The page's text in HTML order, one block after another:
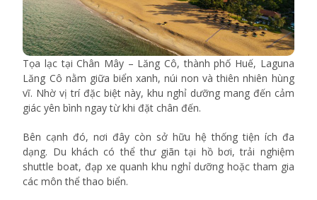
Tọa lạc tại Chân Mây – Lăng Cô, thành phố Huế, Laguna
Lăng Cô nằm giữa biển xanh, núi non và thiên nhiên hùng
vĩ. Nhờ vị trí đặc biệt này, khu nghỉ dưỡng mang đến cảm
giác yên bình ngay từ khi đặt chân đến.
Bên cạnh đó, nơi đây còn sở hữu hệ thống tiện ích đa
dạng. Du khách có thể thư giãn tại hồ bơi, trải nghiệm
shuttle boat, đạp xe quanh khu nghỉ dưỡng hoặc tham gia
các môn thể thao biển.